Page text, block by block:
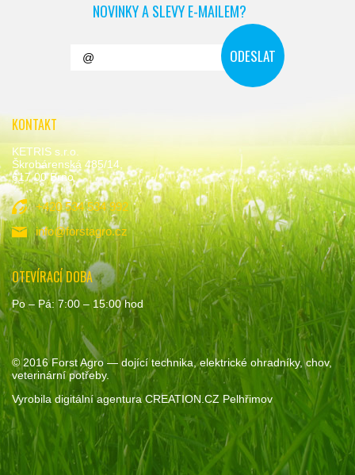
NOVINKY A SLEVY E-MAILEM?
KONTAKT
KETRIS s.r.o.
Škrobárenská 485/14,
617 00 Brno
+420 534 534 992
info@forstagro.cz
OTEVÍRACÍ DOBA
Po – Pá: 7:00 – 15:00 hod
© 2016Forst Agro— dojící technika, elektrické ohradníky, chov,
veterinární potřeby.
Vyrobila digitální agentura CREATION.CZ Pelhřimov